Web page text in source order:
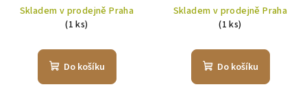
Skladem v prodejně Praha
(1 ks)
Do košíku
Skladem v prodejně Praha
(1 ks)
Do košíku